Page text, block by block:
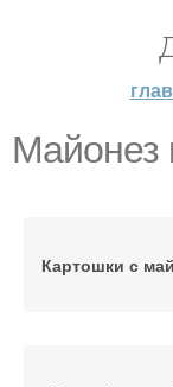
Майонез
Картошки с